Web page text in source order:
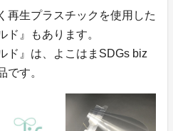
再生プラスチックを使用した
ド』もあります。
ド』は、よこはまSDGs biz
です。